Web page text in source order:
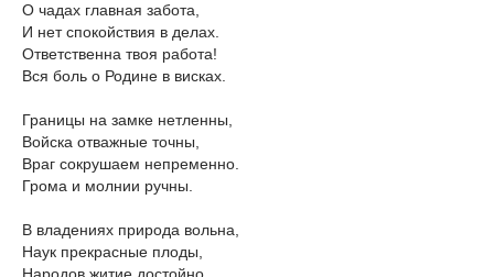
О чадах главная забота,
И нет спокойствия в делах.
Ответственна твоя работа!
Вся боль о Родине в висках.
Границы на замке нетленны,
Войска отважные точны,
Враг сокрушаем непременно.
Грома и молнии ручны.
В владениях природа вольна,
Наук прекрасные плоды,